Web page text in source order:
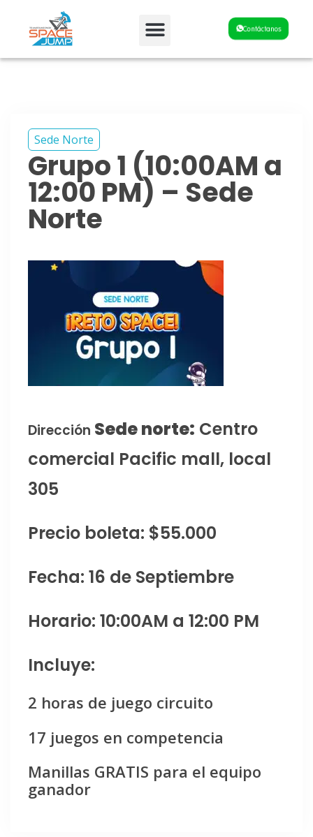
Contáctanos
Sede Norte
Grupo 1 (10:00AM a
12:00 PM) – Sede
Norte
Dirección Sede norte: Centro
comercial Pacific mall, local
305
Precio boleta: $55.000
Fecha: 16 de Septiembre
Horario: 10:00AM a 12:00 PM
Incluye:
2 horas de juego circuito
17 juegos en competencia
Manillas GRATIS para el equipo
ganador